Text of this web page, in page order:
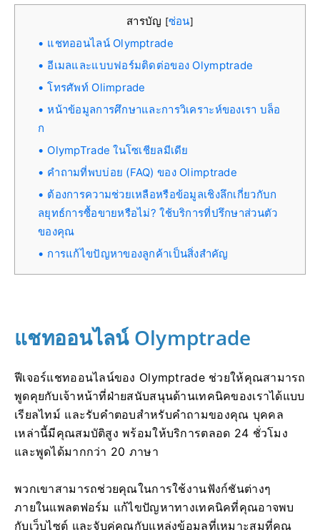
สารบัญ [ซ่อน]
แชทออนไลน์ Olymptrade
อีเมลและแบบฟอร์มติดต่อของ Olymptrade
โทรศัพท์ Olimprade
หน้าข้อมูลการศึกษาและการวิเคราะห์ของเรา บล็อ
ก
OlympTrade ในโซเชียลมีเดีย
คำถามที่พบบ่อย (FAQ) ของ Olimptrade
ต้องการความช่วยเหลือหรือข้อมูลเชิงลึกเกี่ยวกับก
ลยุทธ์การซื้อขายหรือไม่? ใช้บริการที่ปรึกษาส่วนตัว
ของคุณ
การแก้ไขปัญหาของลูกค้าเป็นสิ่งสำคัญ
แชทออนไลน์ Olymptrade
ฟีเจอร์แชทออนไลน์ของ Olymptrade ช่วยให้คุณสามารถ
พูดคุยกับเจ้าหน้าที่ฝ่ายสนับสนุนด้านเทคนิคของเราได้แบบ
เรียลไทม์ และรับคำตอบสำหรับคำถามของคุณ บุคคล
เหล่านี้มีคุณสมบัติสูง พร้อมให้บริการตลอด 24 ชั่วโมง
และพูดได้มากกว่า 20 ภาษา
พวกเขาสามารถช่วยคุณในการใช้งานฟังก์ชันต่างๆ
ภายในแพลตฟอร์ม แก้ไขปัญหาทางเทคนิคที่คุณอาจพบ
กับเว็บไซต์ และจับคู่คุณกับแหล่งข้อมูลที่เหมาะสมที่คุณ